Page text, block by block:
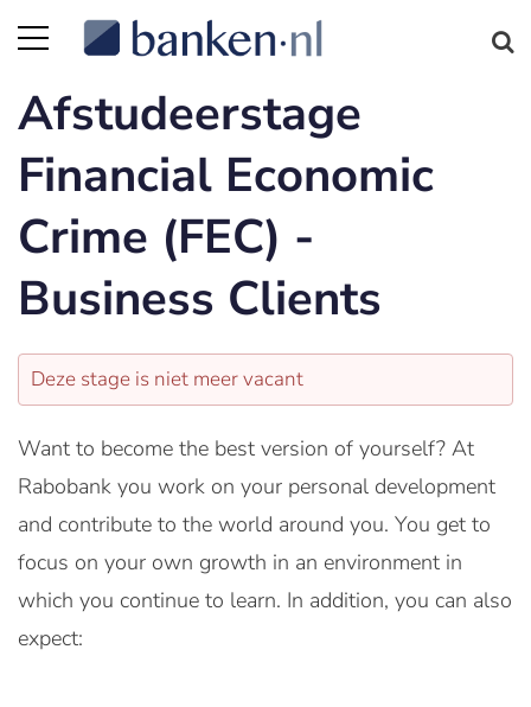
Afstudeerstage
Financial Economic
Crime (FEC) -
Business Clients
Deze stage is niet meer vacant
Want to become the best version of yourself? At
Rabobank you work on your personal development
and contribute to the world around you. You get to
focus on your own growth in an environment in
which you continue to learn. In addition, you can also
expect: